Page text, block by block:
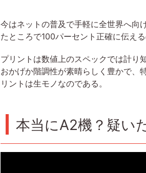
今はネットの普及で手軽に全世界へ向
たところで100パーセント正確に伝え
プリントは数値上のスペックでは計り
おかげか階調性が素晴らしく豊かで、
リントは生モノなのである。
本当にA2機？疑い